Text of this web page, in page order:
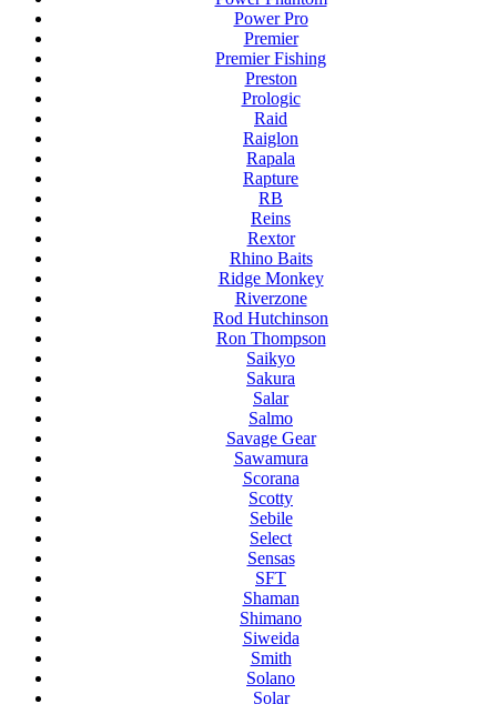
Power Pro
Premier
Premier Fishing
Preston
Prologic
Raid
Raiglon
Rapala
Rapture
RB
Reins
Rextor
Rhino Baits
Ridge Monkey
Riverzone
Rod Hutchinson
Ron Thompson
Saikyo
Sakura
Salar
Salmo
Savage Gear
Sawamura
Scorana
Scotty
Sebile
Select
Sensas
SFT
Shaman
Shimano
Siweida
Smith
Solano
Solar